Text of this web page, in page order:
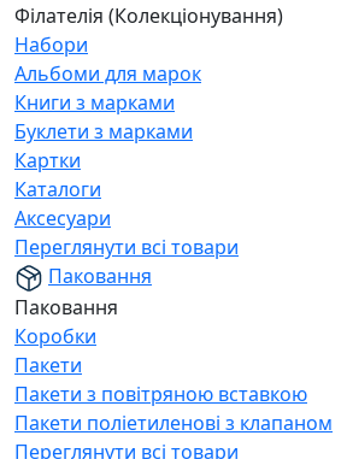
Філателія (Колекціонування)
Набори
Альбоми для марок
Книги з марками
Буклети з марками
Картки
Каталоги
Аксесуари
Переглянути всі товари
Паковання
Паковання
Коробки
Пакети
Пакети з повітряною вставкою
Пакети поліетиленові з клапаном
Переглянути всі товари